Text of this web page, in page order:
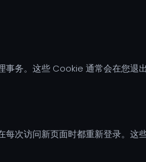
务。这些 Cookie 通常会在您退
次访问新页面时都重新登录。